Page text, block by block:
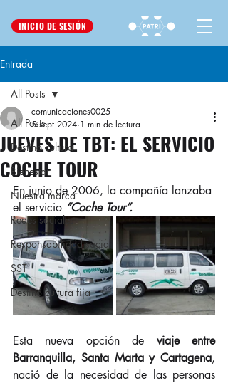
INICIO DE SESIÓN
Entrada
All Posts
Destino cultura
Bienestar
Nuestra marca
Redes sociales
Responsabilidad social
SST
Destino cultura fija
All Posts
JUEVES DE TBT: EL SERVICIO
COCHE TOUR
comunicaciones0025
5 sept 2024 1 min de lectura
En junio de 2006, la compañía lanzaba
el servicio “Coche Tour”.
Esta nueva opción de viaje entre
Barranquilla, Santa Marta y Cartagena,
nació de la necesidad de las personas